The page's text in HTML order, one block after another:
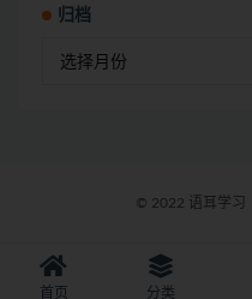
归档
© 2022 语耳学习
首页 分类